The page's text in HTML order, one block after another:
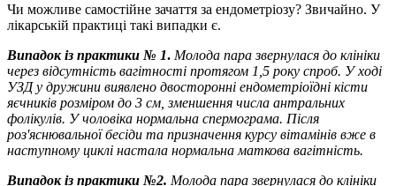
Чи можливе самостійне зачаття за ендометріозу? Звичайно. У
лікарській практиці такі випадки є.
Випадок із практики № 1. Молода пара звернулася до клініки
через відсутність вагітності протягом 1,5 року спроб. У ході
УЗД у дружини виявлено двосторонні ендометріоїдні кісти
яєчників розміром до 3 см, зменшення числа антральних
фолікулів. У чоловіка нормальна спермограма. Після
роз'яснювальної бесіди та призначення курсу вітамінів вже в
наступному циклі настала нормальна маткова вагітність.
Випадок із практики №2. Молода пара звернулася до клініки